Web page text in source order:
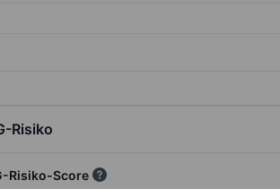
Risiko
Risiko-Score